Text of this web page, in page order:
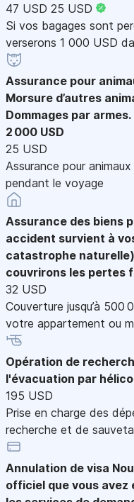
47 USD 25 USD
Si vos bagages sont
verserons 1 000 USD
Assurance pour
Morsure d’autres
Dommages par armes.
2 000 USD
25 USD
Assurance pour
pendant le voyage
Assurance des biens
accident survient à
catastrophe
couvrirons les pertes
32 USD
Couverture jusqu’à 500
votre appartement ou
Opération de
l'évacuation par
195 USD
Prise en charge des
recherche et de
Annulation de visa
officiel que vous